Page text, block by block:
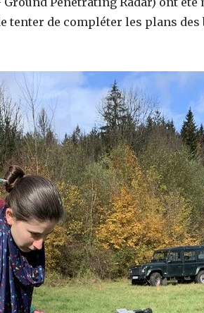
tenter de compléter les plans